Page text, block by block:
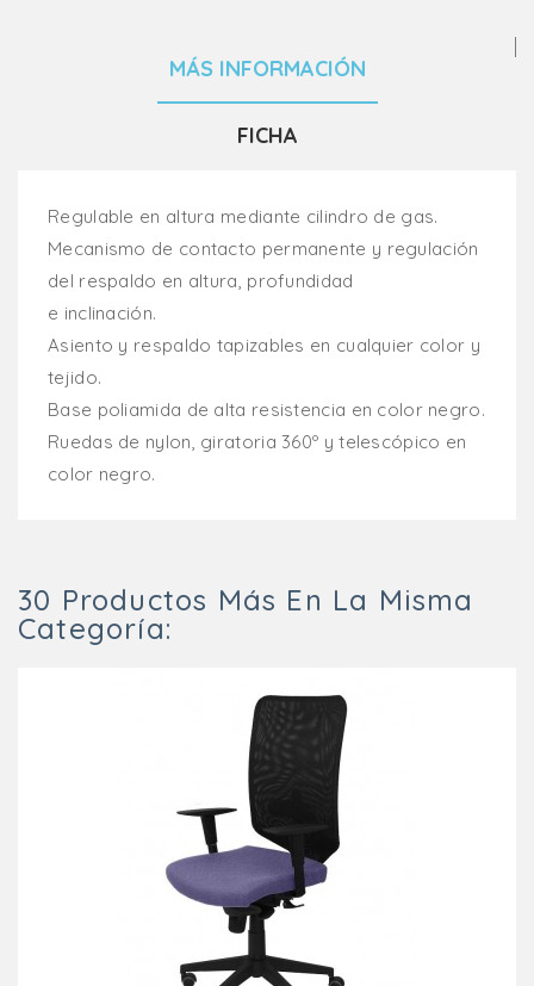
MÁS INFORMACIÓN
FICHA
Regulable en altura mediante cilindro de gas.
Mecanismo de contacto permanente y regulación
del respaldo en altura, profundidad
e inclinación.
Asiento y respaldo tapizables en cualquier color y
tejido.
Base poliamida de alta resistencia en color negro.
Ruedas de nylon, giratoria 360º y telescópico en
color negro.
30 Productos Más En La Misma
Categoría: